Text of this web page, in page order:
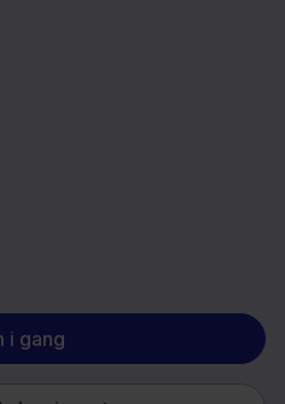
i gang